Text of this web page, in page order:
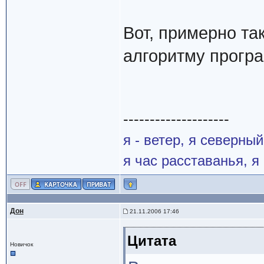
Вот, примерно
алгоритму
--------------------
я - ветер, я
я час расставанья,
Дон 21.11.2006 17:46
Новичок Цитата